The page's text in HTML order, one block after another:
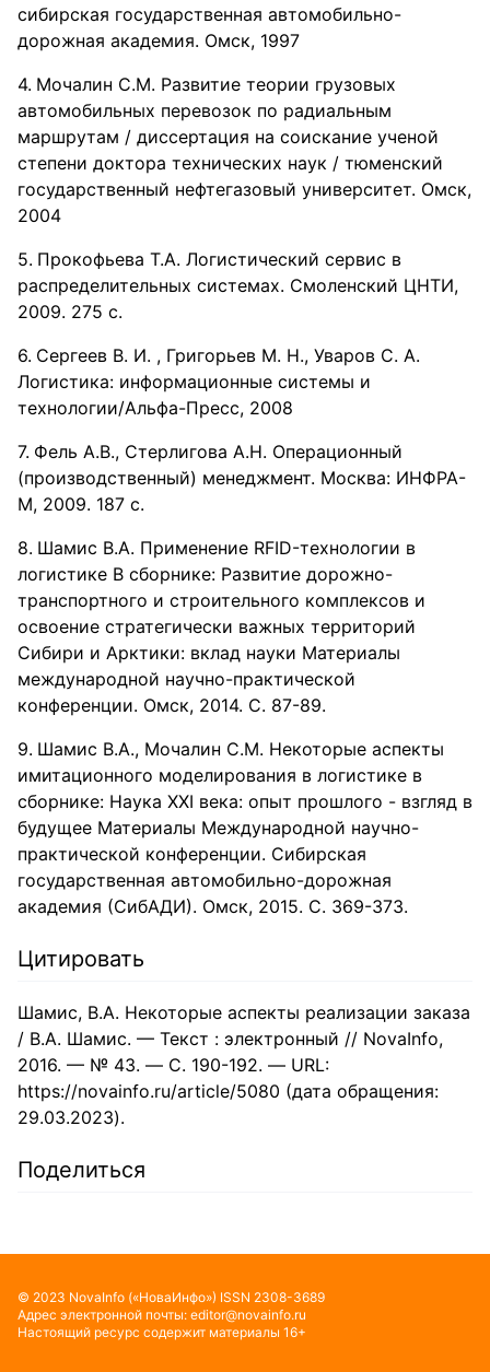
сибирская государственная автомобильно-
дорожная академия. Омск, 1997
Мочалин С.М. Развитие теории грузовых
автомобильных перевозок по радиальным
маршрутам / диссертация на соискание ученой
степени доктора технических наук / тюменский
государственный нефтегазовый университет. Омск,
2004
Прокофьева Т.А. Логистический сервис в
распределительных системах. Смоленский ЦНТИ,
2009. 275 с.
Сергеев В. И. , Григорьев М. Н., Уваров С. А.
Логистика: информационные системы и
технологии/Альфа-Пресс, 2008
Фель А.В., Стерлигова А.Н. Операционный
(производственный) менеджмент. Москва: ИНФРА-
М, 2009. 187 с.
Шамис В.А. Применение RFID-технологии в
логистике В сборнике: Развитие дорожно-
транспортного и строительного комплексов и
освоение стратегически важных территорий
Сибири и Арктики: вклад науки Материалы
международной научно-практической
конференции. Омск, 2014. С. 87-89.
Шамис В.А., Мочалин С.М. Некоторые аспекты
имитационного моделирования в логистике в
сборнике: Наука XXI века: опыт прошлого - взгляд в
будущее Материалы Международной научно-
практической конференции. Сибирская
государственная автомобильно-дорожная
академия (СибАДИ). Омск, 2015. С. 369-373.
Цитировать
Шамис, В.А. Некоторые аспекты реализации заказа
/ В.А. Шамис. — Текст : электронный // NovaInfo,
2016. — № 43. — С. 190-192. — URL:
https://novainfo.ru/article/5080 (дата обращения:
29.03.2023).
Поделиться
© 2023 NovaInfo («НоваИнфо») ISSN 2308-3689
Адрес электронной почты: editor@novainfo.ru
Настоящий ресурс содержит материалы 16+